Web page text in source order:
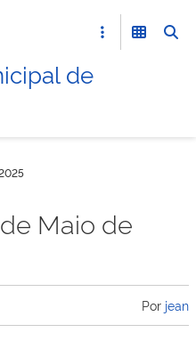
de
Maio de
Por jean